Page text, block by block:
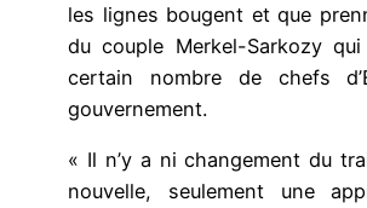
les lignes bougent et que
du couple Merkel-Sarkozy
certain nombre de chefs
gouvernement.
« Il n’y a ni changement du
nouvelle, seulement une